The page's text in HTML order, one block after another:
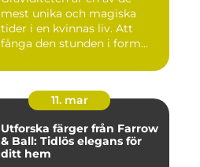
mest unika och magiska
tider i en kvinnas liv. Att
fånga den stunden i form...
11. mar
Utforska färger från Farrow
& Ball: Tidlös elegans för
ditt hem